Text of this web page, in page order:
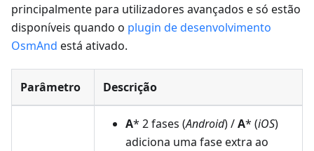
principalmente para utilizadores avançados e só estão
disponíveis quando o plugin de desenvolvimento
OsmAnd está ativado.
Parâmetro Descrição
A* 2 fases (Android) /A* (iOS)
adiciona uma fase extra ao